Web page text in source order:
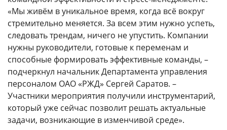
«Мы живём в уникальное время, когда всё вокруг
стремительно меняется. За всем этим нужно успеть,
следовать трендам, ничего не упустить. Компании
нужны руководители, готовые к переменам и
способные формировать эффективные команды, –
подчеркнул начальник Департамента управления
персоналом ОАО «РЖД» Сергей Саратов. –
Участники мероприятия получили инструментарий,
который уже сейчас позволит решать актуальные
задачи, возникающие в изменчивой среде».